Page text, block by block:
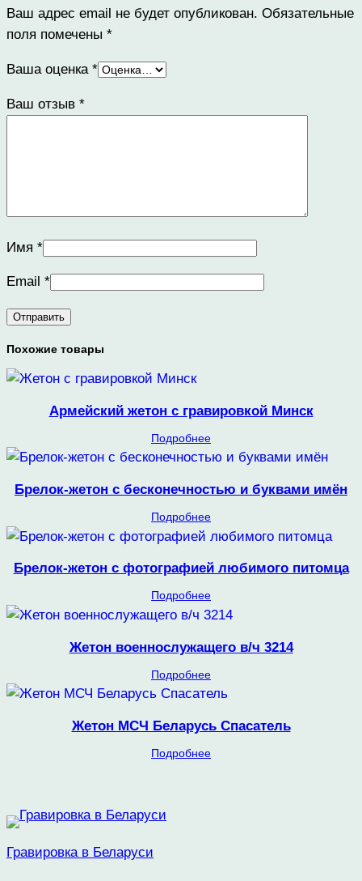
Ваш адрес email не будет опубликован. Обязательные
поля помечены *
Ваша оценка *
Ваш отзыв *
Имя *
Email *
Похожие товары
Армейский жетон с гравировкой Минск
Подробнее
Брелок-жетон с бесконечностью и буквами имён
Подробнее
Брелок-жетон с фотографией любимого питомца
Подробнее
Жетон военнослужащего в/ч 3214
Подробнее
Жетон МСЧ Беларусь Спасатель
Подробнее
Гравировка в Беларуси